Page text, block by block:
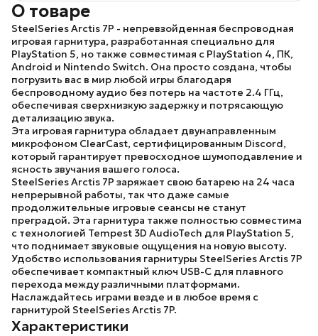
О товаре
SteelSeries Arctis 7P - непревзойденная беспроводная
игровая гарнитура, разработанная специально для
PlayStation 5, но также совместимая с PlayStation 4, ПК,
Android и Nintendo Switch. Она просто создана, чтобы
погрузить вас в мир любой игры благодаря
беспроводному аудио без потерь на частоте 2.4 ГГц,
обеспечивая сверхнизкую задержку и потрясающую
детализацию звука.
Эта игровая гарнитура обладает двунаправленным
микрофоном ClearCast, сертифицированным Discord,
который гарантирует превосходное шумоподавление и
ясность звучания вашего голоса.
SteelSeries Arctis 7P заряжает свою батарею на 24 часа
непрерывной работы, так что даже самые
продолжительные игровые сеансы не станут
преградой. Эта гарнитура также полностью совместима
с технологией Tempest 3D AudioTech для PlayStation 5,
что поднимает звуковые ощущения на новую высоту.
Удобство использования гарнитуры SteelSeries Arctis 7P
обеспечивает компактный ключ USB-C для плавного
перехода между различными платформами.
Наслаждайтесь играми везде и в любое время с
гарнитурой SteelSeries Arctis 7P.
Характеристики